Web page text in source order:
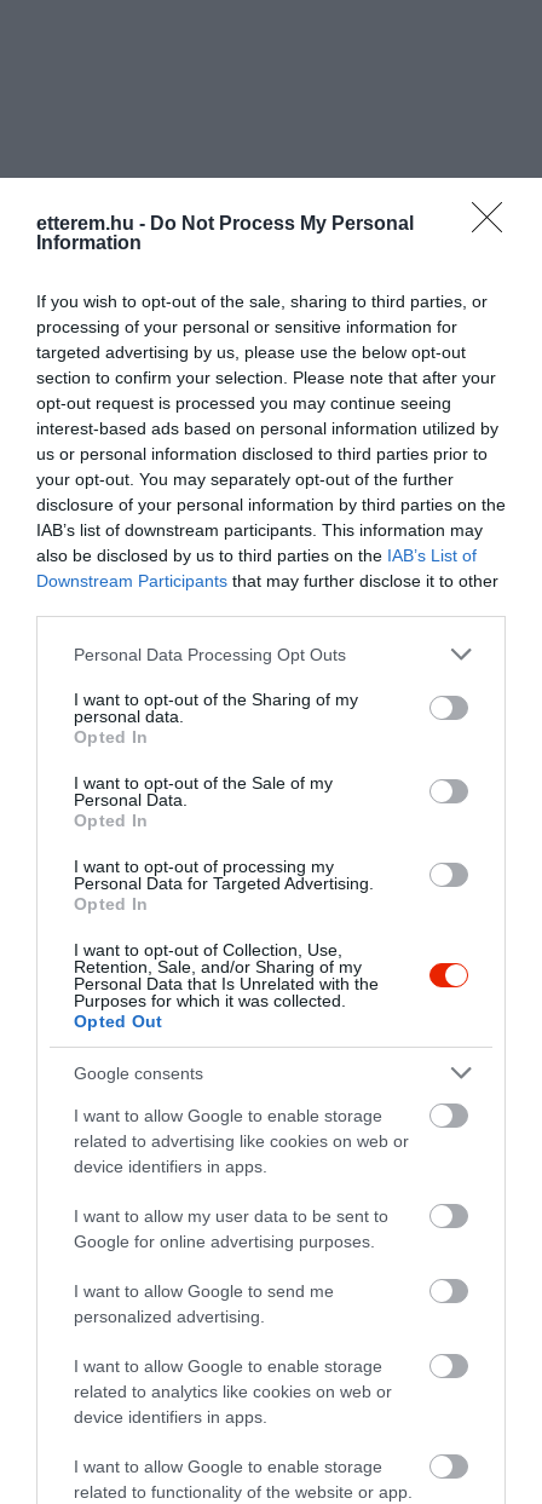
etterem.hu - Do Not Process My Personal
Information
If you wish to opt-out of the sale, sharing to third parties, or
processing of your personal or sensitive information for
targeted advertising by us, please use the below opt-out
section to confirm your selection. Please note that after your
opt-out request is processed you may continue seeing
interest-based ads based on personal information utilized by
us or personal information disclosed to third parties prior to
your opt-out. You may separately opt-out of the further
disclosure of your personal information by third parties on the
IAB’s list of downstream participants. This information may
also be disclosed by us to third parties on the IAB’s List of
Downstream Participants that may further disclose it to other
Please note that this website/app uses one or more Google
not limited to your visit or usage behaviour. You may click to
grant or deny consent to Google and its third-party tags to
use your data for below specified purposes in below Google
consent section.
Personal Data Processing Opt Outs
I want to opt-out of the Sharing of my
personal data.
Opted In
I want to opt-out of the Sale of my
Personal Data.
Opted In
I want to opt-out of processing my
Personal Data for Targeted Advertising.
Opted In
I want to opt-out of Collection, Use,
Retention, Sale, and/or Sharing of my
Personal Data that Is Unrelated with the
Purposes for which it was collected.
Opted Out
Google consents
I want to allow Google to enable storage
related to advertising like cookies on web or
device identifiers in apps.
I want to allow my user data to be sent to
Google for online advertising purposes.
I want to allow Google to send me
personalized advertising.
I want to allow Google to enable storage
related to analytics like cookies on web or
device identifiers in apps.
I want to allow Google to enable storage
related to functionality of the website or app.
Információk
Nyitvatartás: Ma: 11:00 - 23:00 Nyitva Mutass többet
Konyha típus:
Nemzetközi
Elfogadott kártyák:
Felszereltség:
Melegétel, Terasz, Parkoló
Rólunk:
Éttermünk Mezőtúron, a Flóra szoborral
szemben található meg. Házias
ételekkel, minőségi italokkal várjuk
Kedves Vendégeinket!
A mezőtúri Spaten Söröző és Étterem
1990. augusztusa óta családias és
kulturált környezetben, a Flóra kút
szomszédságában várja kedves
vágysz, vagy nyári estéken szeretnél a
barátaid és néhány korsó sör
társaságában kiülni a külső teraszra,
amennyiben nagyobb társasággal jönnél
személyesen, vagy az alábbi
elérhetőségen: 06-56/352-778
Mutass többet
Kapcsolat
evike860402@freemail.hu
Probléma jelentése Te vagy a tulajdonos?